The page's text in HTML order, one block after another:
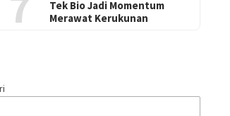
Tek Bio Jadi Momentum
Merawat Kerukunan